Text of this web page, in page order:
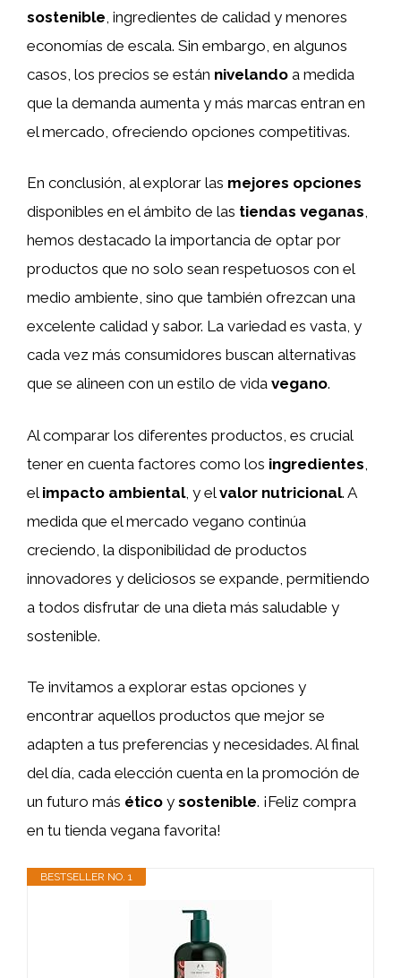
sostenible , ingredientes de calidad y menores
economías de escala. Sin embargo, en algunos
casos, los precios se están nivelando a medida
que la demanda aumenta y más marcas entran en
el mercado, ofreciendo opciones competitivas.
En conclusión, al explorar las mejores opciones
disponibles en el ámbito de las tiendas veganas,
hemos destacado la importancia de optar por
productos que no solo sean respetuosos con el
medio ambiente, sino que también ofrezcan una
excelente calidad y sabor. La variedad es vasta, y
cada vez más consumidores buscan alternativas
que se alineen con un estilo de vida vegano.
Al comparar los diferentes productos, es crucial
tener en cuenta factores como los ingredientes
el impacto ambiental, y elvalor nutricional. A
medida que el mercado vegano continúa
creciendo, la disponibilidad de productos
innovadores y deliciosos se expande, permitiendo
a todos disfrutar de una dieta más saludable y
sostenible.
Te invitamos a explorar estas opciones y
encontrar aquellos productos que mejor se
adapten a tus preferencias y necesidades. Al final
del día, cada elección cuenta en la promoción de
un futuro más ético y sostenible. ¡Feliz compra
en tu tienda vegana favorita!
BESTSELLER NO. 1